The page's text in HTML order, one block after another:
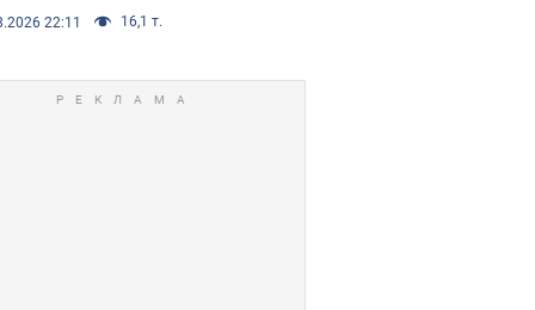
22:11 16,1 т.